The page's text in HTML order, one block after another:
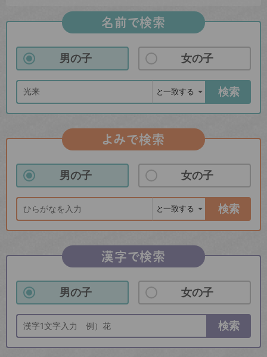
名前で検索
男の子 女の子
検索
よみで検索
男の子 女の子
検索
漢字で検索
男の子 女の子
検索